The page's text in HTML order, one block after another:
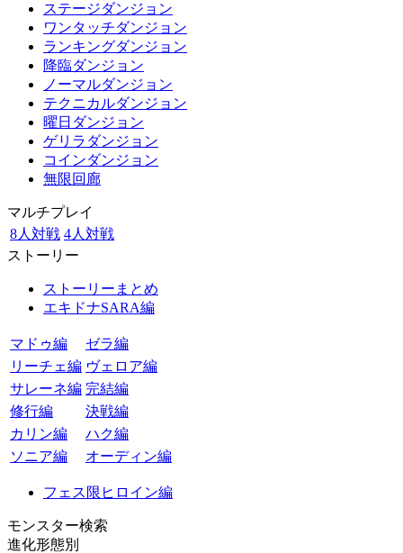
ステージダンジョン
ワンタッチダンジョン
ランキングダンジョン
降臨ダンジョン
ノーマルダンジョン
テクニカルダンジョン
曜日ダンジョン
ゲリラダンジョン
コインダンジョン
無限回廊
マルチプレイ
8人対戦 4人対戦
ストーリー
ストーリーまとめ
エキドナSARA編
マドゥ編
ゼラ編
リーチェ編 ヴェロア編
サレーネ編 完結編
修行編
決戦編
カリン編
ハク編
ソニア編
オーディン編
フェス限ヒロイン編
モンスター検索
進化形態別